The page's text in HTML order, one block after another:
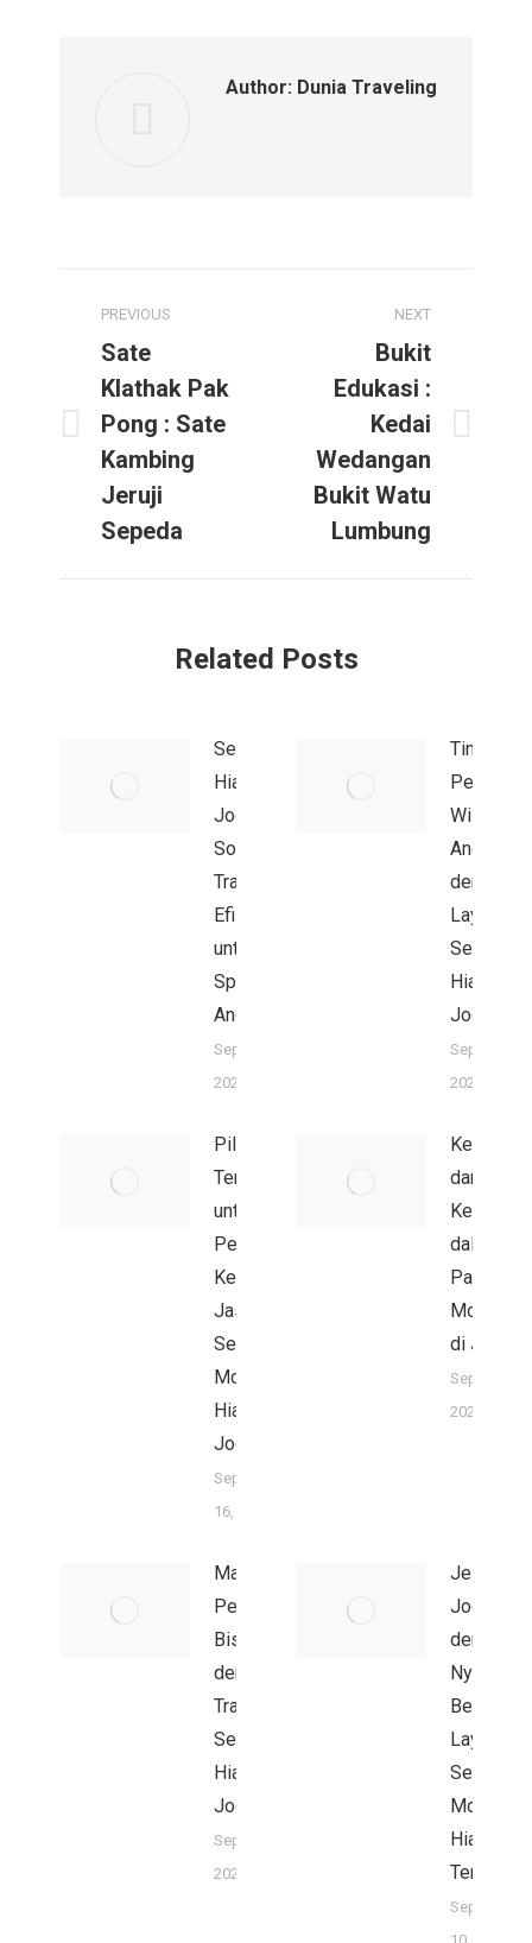
Author: Dunia Traveling
navigation
PREVIOUS
Previous
post:
Sate
Klathak Pak
Pong : Sate
Kambing
Jeruji
Sepeda
NEXT
post:
Bukit
Edukasi :
Kedai
Wedangan
Bukit Watu
Lumbung
Related Posts
Sewa Mobil
Hiace di
Jogja:
Solusi
Transportasi
Efisien
untuk Acara
Spesial
Anda
September 18,
2025
Wisata
Anda
dengan
Layanan
Sewa
Hiace di
Jogja
September
2025
Pilihan
Terbaik
untuk
Perjalanan
Keluarga:
Jasa
Sewa
Mobil
Hiace di
Jogja
September
16, 2025
dan
dalam
Paket:
Mobil
di Jogja
September
2025
Maksimalkan
Perjalanan
Bisnis Anda
dengan Jasa
Transportasi
Sewa Mobil
Hiace di
Jogja
September 12,
2025
Jelajahi
Jogja
dengan
Nyaman
Bersama
Layanan
Sewa
Mobil
Hiace
Terbaik
September